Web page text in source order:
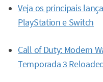
Veja os principais
PlayStation e Switch
Call of Duty: Modern
Temporada 3